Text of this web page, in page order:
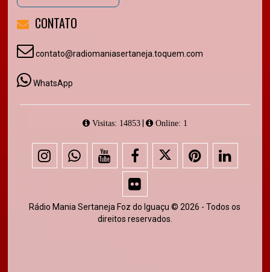
CONTATO
contato@radiomaniasertaneja.toquem.com
WhatsApp
Visitas: 14853| Online: 1
Rádio Mania Sertaneja Foz do Iguaçu © 2026 - Todos os
direitos reservados.